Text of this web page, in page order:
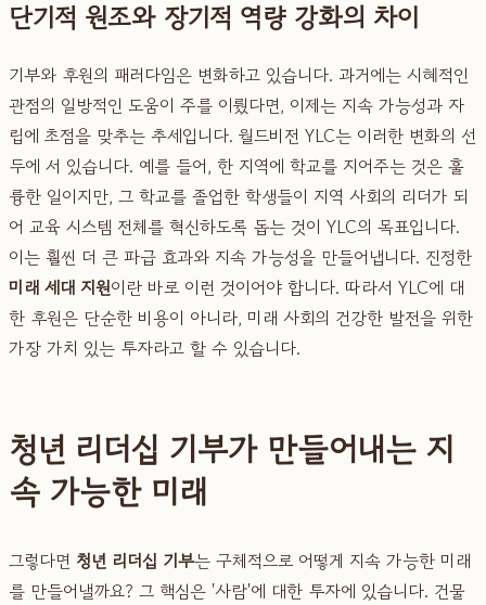
단기적 원조와 장기적 역량 강화의 차이
기부와 후원의 패러다임은 변화하고 있습니다. 과거에는 시혜적인
관점의 일방적인 도움이 주를 이뤘다면, 이제는 지속 가능성과 자
립에 초점을 맞추는 추세입니다. 월드비전 YLC는 이러한 변화의 선
두에 서 있습니다. 예를 들어, 한 지역에 학교를 지어주는 것은 훌
륭한 일이지만, 그 학교를 졸업한 학생들이 지역 사회의 리더가 되
어 교육 시스템 전체를 혁신하도록 돕는 것이 YLC의 목표입니다.
이는 훨씬 더 큰 파급 효과와 지속 가능성을 만들어냅니다. 진정한
미래 세대 지원이란 바로 이런 것이어야 합니다. 따라서 YLC에 대
한 후원은 단순한 비용이 아니라, 미래 사회의 건강한 발전을 위한
가장 가치 있는 투자라고 할 수 있습니다.
청년 리더십 기부가 만들어내는 지
속 가능한 미래
그렇다면 청년 리더십 기부는 구체적으로 어떻게 지속 가능한 미래
를 만들어낼까요? 그 핵심은 '사람'에 대한 투자에 있습니다. 건물